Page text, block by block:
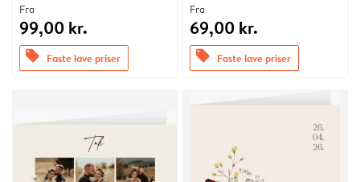
Fra
99,00 kr.
offers Faste lave priser
Fra
69,00 kr.
offers Faste lave priser